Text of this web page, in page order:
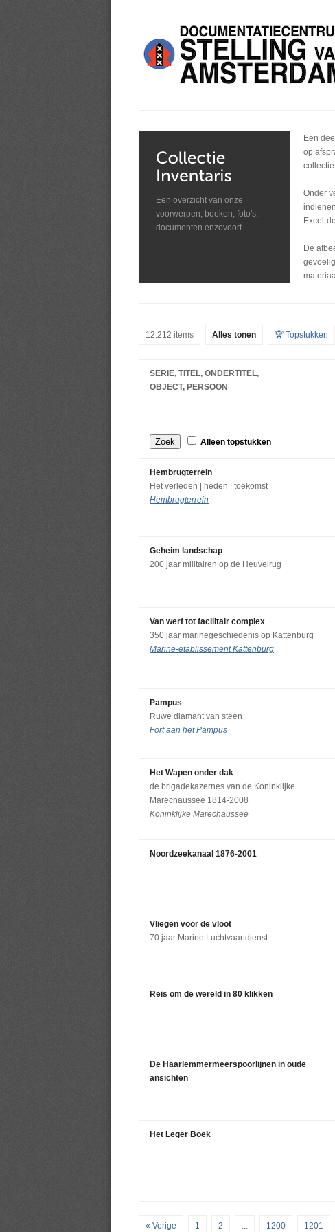
Een overzicht van onze
voorwerpen, boeken, foto's,
documenten enzovoort.
Een
op
Onder
Excel-
De
12.212 items Alles tonen 🏆 Topstukken
SERIE, TITEL, ONDERTITEL,
OBJECT, PERSOON
Alleen topstukken
Hembrugterrein
Het verleden | heden | toekomst
Hembrugterrein
Geheim landschap
200 jaar militairen op de Heuvelrug
Van werf tot facilitair complex
350 jaar marinegeschiedenis op Kattenburg
Marine-etablissement Kattenburg
Pampus
Ruwe diamant van steen
Fort aan het Pampus
Het Wapen onder dak
de brigadekazernes van de Koninklijke
Marechaussee 1814-2008
Koninklijke Marechaussee
Noordzeekanaal 1876-2001
Vliegen voor de vloot
70 jaar Marine Luchtvaartdienst
Reis om de wereld in 80 klikken
De Haarlemmermeerspoorlijnen in oude
ansichten
Het Leger Boek
« Vorige 1 2 ... 1200 1201